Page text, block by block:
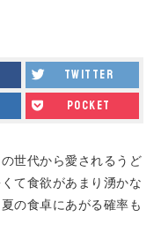
twitter
pocket
世代から愛されるうど
て食欲があまり湧かな
の食卓にあがる確率も